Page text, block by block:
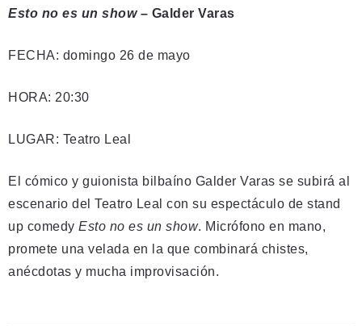
Esto no es un show – Galder Varas
FECHA: domingo 26 de mayo
HORA: 20:30
LUGAR: Teatro Leal
El cómico y guionista bilbaíno Galder Varas se subirá al
escenario del Teatro Leal con su espectáculo de stand
up comedy Esto no es un show. Micrófono en mano,
promete una velada en la que combinará chistes,
anécdotas y mucha improvisación.